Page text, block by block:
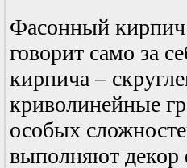
Фасонный
говорит само за
кирпича –
криволинейные
особых
выполняют декор